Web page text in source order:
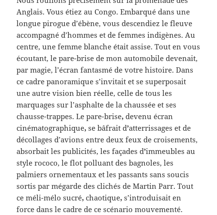
Anglais. Vous étiez au Congo. Embarqué dans une
longue pirogue d’ébène, vous descendiez le fleuve
accompagné d’hommes et de femmes indigènes. Au
centre, une femme blanche était assise. Tout en vous
écoutant, le pare-brise de mon automobile devenait,
par magie, l’écran fantasmé de votre histoire. Dans
ce cadre panoramique s’invitait et se superposait
une autre vision bien réelle, celle de tous les
marquages sur l’asphalte de la chaussée et ses
chausse-trappes. Le pare-brise,devenu écran
cinématographique,se bâfrait d’atterrissages et de
décollages d’avions entre deux feux de croisements,
absorbait les publicités, les façades d’immeubles au
style rococo, le flot polluant des bagnoles, les
palmiers ornementaux et les passants sans soucis
sortis par mégarde des clichés de Martin Parr. Tout
ce méli-mélo sucré,chaotique, s’introduisait en
force dans le cadre de ce scénario mouvementé.